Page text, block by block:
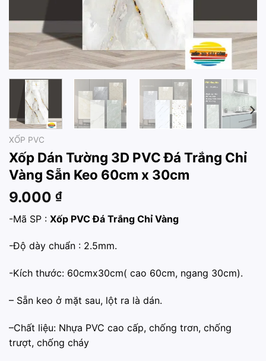
XỐP PVC
Xốp Dán Tường 3D PVC Đá Trắng Chỉ
Vàng Sẵn Keo 60cm x 30cm
9.000 ₫
-Mã SP : Xốp PVC Đá Trắng Chỉ Vàng
-Độ dày chuẩn : 2.5mm.
-Kích thước: 60cmx30cm( cao 60cm, ngang 30cm).
– Sẵn keo ở mặt sau, lột ra là dán.
–Chất liệu: Nhựa PVC cao cấp, chống trơn, chống
trượt, chống cháy